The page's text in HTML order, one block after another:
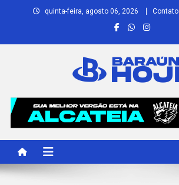
quinta-feira, agosto 06, 2026 Contato
Baraúna Hoje